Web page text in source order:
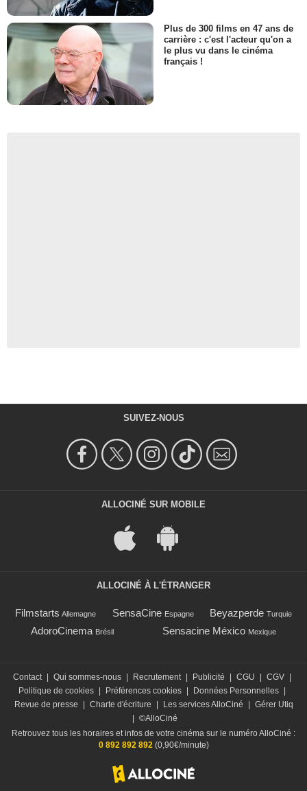
Plus de 300 films en 47 ans de
carrière : c'est l'acteur qu'on a
le plus vu dans le cinéma
français !
SUIVEZ-NOUS
ALLOCINÉ SUR MOBILE
ALLOCINÉ À L'ÉTRANGER
Filmstarts Allemagne SensaCine Espagne Beyazperde Turquie
AdoroCinema Brésil Sensacine México Mexique
Contact | Qui sommes-nous | Recrutement | Publicité | CGU | CGV |
Politique de cookies | Préférences cookies | Données Personnelles |
Revue de presse
| Charte d'écriture | Les services AlloCiné | Gérer Utiq
| ©AlloCiné
Retrouvez tous les horaires et infos de votre cinéma sur le numéro AlloCiné :
0 892 892 892(0,90€/minute)